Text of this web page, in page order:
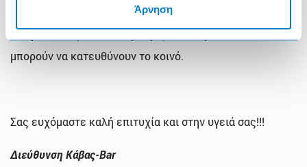
Άρνηση
έχουν δοκιμάσει τις ετικέτες και τα πιο δημοφιλή από
τα κρασιά σας, ώστε να γνωρίζουν τι προτείνουν και να
μπορούν να κατευθύνουν το κοινό.
Σας ευχόμαστε καλή επιτυχία και στην υγειά σας!!!
Διεύθυνση Κάβας-Bar